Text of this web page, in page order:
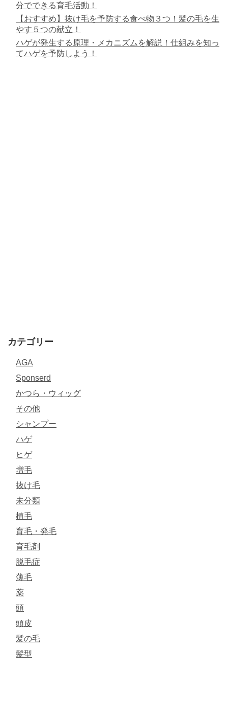
分でできる育毛活動！
【おすすめ】抜け毛を予防する食べ物３つ！髪の毛を生
やす５つの献立！
ハゲが発生する原理・メカニズムを解説！仕組みを知っ
てハゲを予防しよう！
カテゴリー
AGA
Sponserd
かつら・ウィッグ
その他
シャンプー
ハゲ
ヒゲ
増毛
抜け毛
未分類
植毛
育毛・発毛
育毛剤
脱毛症
薄毛
薬
頭
頭皮
髪の毛
髪型